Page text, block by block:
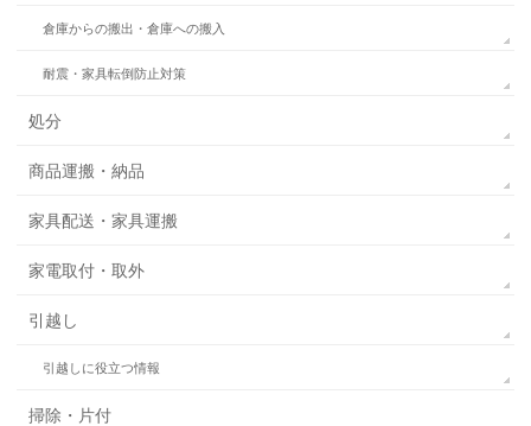
倉庫からの搬出・倉庫への搬入
耐震・家具転倒防止対策
処分
商品運搬・納品
家具配送・家具運搬
家電取付・取外
引越し
引越しに役立つ情報
掃除・片付